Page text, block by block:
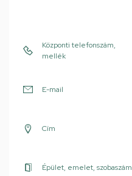
Központi telefonszám,
mellék
E-mail
Cím
Épület, emelet, szobaszám